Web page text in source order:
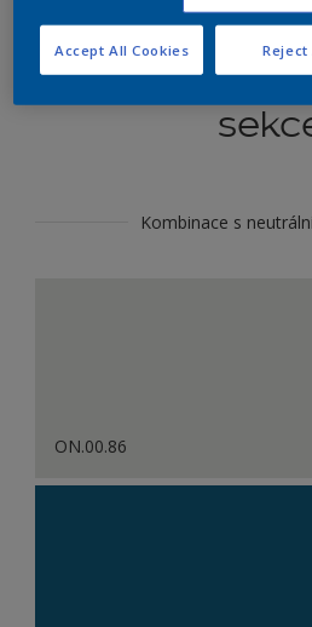
Koordinovat
Kombinace s
ON.00.86
Reject
Accept All Cookies